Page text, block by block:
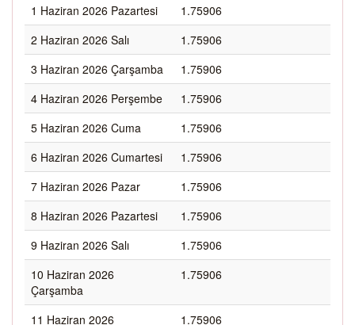
1 Haziran 2026 Pazartesi
1.75906
2 Haziran 2026 Salı
1.75906
3 Haziran 2026 Çarşamba
1.75906
4 Haziran 2026 Perşembe
1.75906
5 Haziran 2026 Cuma
1.75906
6 Haziran 2026 Cumartesi
1.75906
7 Haziran 2026 Pazar
1.75906
8 Haziran 2026 Pazartesi
1.75906
9 Haziran 2026 Salı
1.75906
10 Haziran 2026
Çarşamba
1.75906
11 Haziran 2026 1.75906